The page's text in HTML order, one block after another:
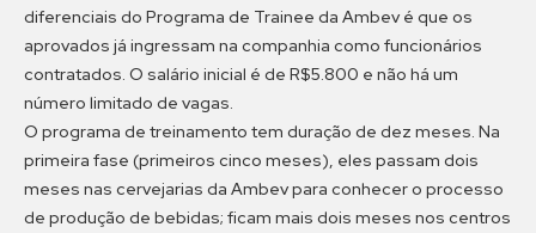
diferenciais do Programa de Trainee da Ambev é que os
aprovados já ingressam na companhia como funcionários
contratados. O salário inicial é de R$5.800 e não há um
número limitado de vagas.
O programa de treinamento tem duração de dez meses. Na
primeira fase (primeiros cinco meses), eles passam dois
meses nas cervejarias da Ambev para conhecer o processo
de produção de bebidas; ficam mais dois meses nos centros